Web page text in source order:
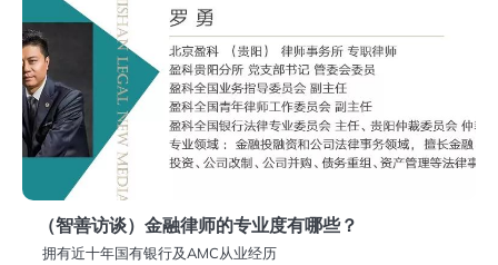
（智善访谈）金融律师的专业度有哪些？
拥有近十年国有银行及AMC从业经历